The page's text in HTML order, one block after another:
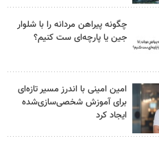
چگونه پیراهن مردانه را با شلوار
جین یا پارچه‌ای ست کنیم؟
امین امینی با اندرز مسیر تازه‌ای
برای آموزش شخصی‌سازی‌شده
ایجاد کرد